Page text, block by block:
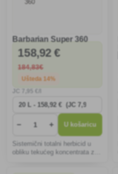
Barbarian Super 360
158,92 €
184,83€
Ušteda 14%
− + U košaricu
Sistemični totalni herbicid u
obliku tekućeg koncentrata za